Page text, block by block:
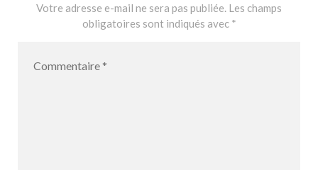
Votre adresse e-mail ne sera pas publiée. Les champs
obligatoires sont indiqués avec *